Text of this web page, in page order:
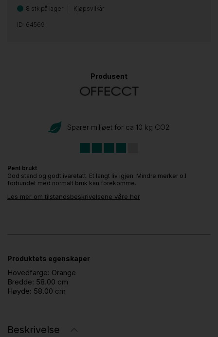
8 stk på lager Kjøpsvilkår
ID: 64569
Produsent
Sparer miljøet for ca 10 kg CO2
Pent brukt
God stand og godt ivaretatt. Et langt liv igjen. Mindre merker o.l
forbundet med normalt bruk kan forekomme.
Les mer om tilstandsbeskrivelsene våre her
Produktets egenskaper
Hovedfarge: Orange
Bredde: 58.00 cm
Høyde: 58.00 cm
Beskrivelse